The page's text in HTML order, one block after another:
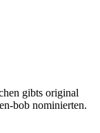
gibts original
bob nominierten.